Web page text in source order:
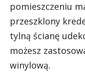
pomieszczeniu
przeszklony
tylną ścianę
możesz
winylową.